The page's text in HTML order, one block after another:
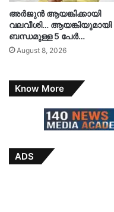
അർജുൻ ആയങ്കിക്കായി
വലവീശി… ആയങ്കിയുമായി
ബന്ധമുള്ള 5 പേർ…
August 8, 2026
Know More
ADS